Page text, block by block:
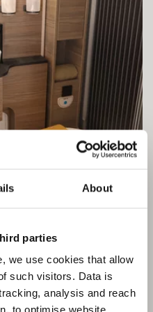
About
parties
we use cookies that allow
such visitors. Data is
analysis and reach
to optimise website